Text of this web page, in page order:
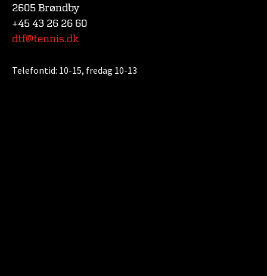
2605 Brøndby
+45 43 26 26 60
dtf@tennis.dk
Telefontid: 10-15, fredag 10-13